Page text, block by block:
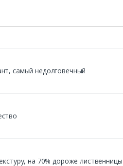
самый недолговечный
на 70% дороже лиственницы